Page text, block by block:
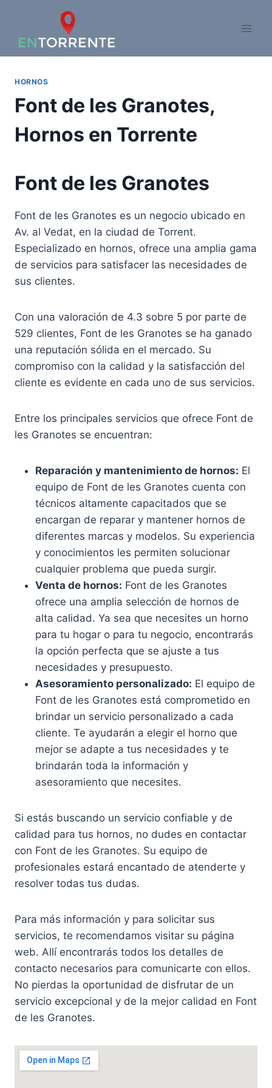
contenido
HORNOS
Font de les Granotes,
Hornos en Torrente
Font de les Granotes
Font de les Granotes es un negocio ubicado en
Av. al Vedat, en la ciudad de Torrent.
Especializado en hornos, ofrece una amplia gama
de servicios para satisfacer las necesidades de
sus clientes.
Con una valoración de 4.3 sobre 5 por parte de
529 clientes, Font de les Granotes se ha ganado
una reputación sólida en el mercado. Su
compromiso con la calidad y la satisfacción del
cliente es evidente en cada uno de sus servicios.
Entre los principales servicios que ofrece Font de
les Granotes se encuentran:
Reparación y mantenimiento de hornos: El
equipo de Font de les Granotes cuenta con
técnicos altamente capacitados que se
encargan de reparar y mantener hornos de
diferentes marcas y modelos. Su experiencia
y conocimientos les permiten solucionar
cualquier problema que pueda surgir.
Venta de hornos: Font de les Granotes
ofrece una amplia selección de hornos de
alta calidad. Ya sea que necesites un horno
para tu hogar o para tu negocio, encontrarás
la opción perfecta que se ajuste a tus
necesidades y presupuesto.
Asesoramiento personalizado: El equipo de
Font de les Granotes está comprometido en
brindar un servicio personalizado a cada
cliente. Te ayudarán a elegir el horno que
mejor se adapte a tus necesidades y te
brindarán toda la información y
asesoramiento que necesites.
Si estás buscando un servicio confiable y de
calidad para tus hornos, no dudes en contactar
con Font de les Granotes. Su equipo de
profesionales estará encantado de atenderte y
resolver todas tus dudas.
Para más información y para solicitar sus
servicios, te recomendamos visitar su página
web. Allí encontrarás todos los detalles de
contacto necesarios para comunicarte con ellos.
No pierdas la oportunidad de disfrutar de un
servicio excepcional y de la mejor calidad en Font
de les Granotes.